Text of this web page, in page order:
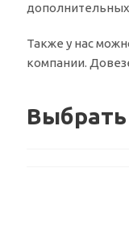
дополнительных
Также у нас
компании.